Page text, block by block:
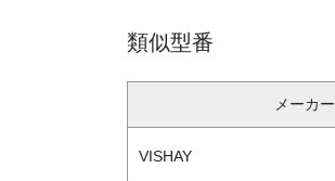
類似型番
メーカー
VISHAY